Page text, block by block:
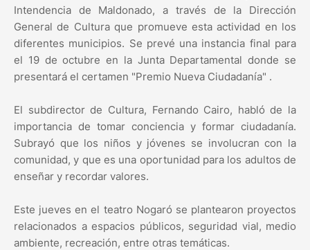
Intendencia de Maldonado, a través de la Dirección
General de Cultura que promueve esta actividad en los
diferentes municipios. Se prevé una instancia final para
el 19 de octubre en la Junta Departamental donde se
presentará el certamen "Premio Nueva Ciudadanía" .
El subdirector de Cultura, Fernando Cairo, habló de la
importancia de tomar conciencia y formar ciudadanía.
Subrayó que los niños y jóvenes se involucran con la
comunidad, y que es una oportunidad para los adultos de
enseñar y recordar valores.
Este jueves en el teatro Nogaró se plantearon proyectos
relacionados a espacios públicos, seguridad vial, medio
ambiente, recreación, entre otras temáticas.